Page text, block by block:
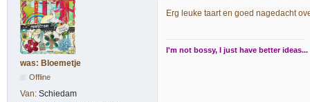
was: Bloemetje
Offline
Van: Schiedam
Erg leuke taart en goed nagedacht
I'm not bossy, I just have better ideas...